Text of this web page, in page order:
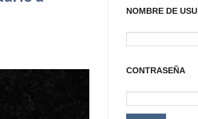
NOMBRE DE
CONTRASEÑA